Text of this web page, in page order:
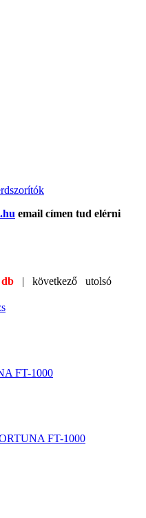
email címen tud elérni
db | következő utolsó
FT-1000
FT-1000